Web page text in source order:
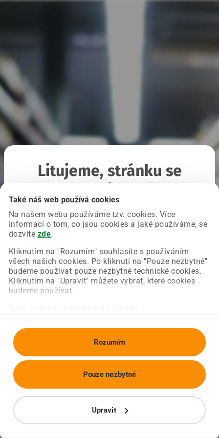
Také náš web používá cookies
Na našem webu používáme tzv. cookies. Více
informací o tom, co jsou cookies a jaké používáme, se
dozvíte zde.
Kliknutím na "Rozumím" souhlasíte s používáním
všech našich cookies. Po kliknutí na "Pouze nezbytné"
budeme používat pouze nezbytné technické cookies.
Kliknutím na "Upravit" můžete vybrat, které cookies
budeme používat.
Rozumím
Upravit
Pouze nezbytné
Litujeme, stránku se
Chyba nastala na naší straně a už ji opravujeme.
Zkuste prosím znovu načíst požadovanou stránku.
Obnovit stránku Úvodní strana